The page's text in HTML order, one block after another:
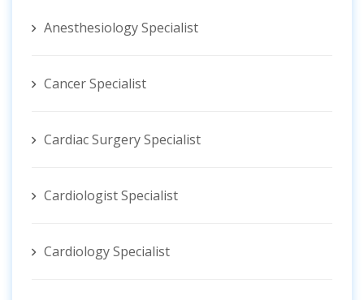
Anesthesiology Specialist
Cancer Specialist
Cardiac Surgery Specialist
Cardiologist Specialist
Cardiology Specialist